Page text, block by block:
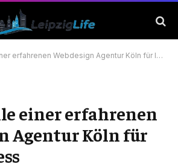
Webdesign Agentur Köln für Ihr Business
einer erfahrenen
Agentur Köln für